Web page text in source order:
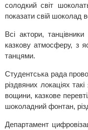
солодкий світ
показати свій шоколад
Всі актори,
казкову атмосферу, з
танцями.
Студентська рада
різдвяних локаціях
вощини, казкове
шоколадний фонтан,
Департамент